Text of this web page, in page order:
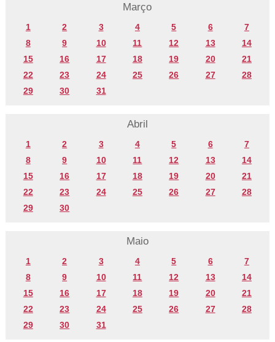
Março
1 2 3 4 5 6
7
8
9 10 11 12 13
14
15
16 17 18 19 20
21
22
23 24 25 26 27
28
29
30 31
Abril
1 2 3 4 5 6
7
8
9 10 11 12 13
14
15
16 17 18 19 20
21
22
23 24 25 26 27
28
29
30
Maio
1 2 3 4 5 6
7
8
9 10 11 12 13
14
15
16 17 18 19 20
21
22
23 24 25 26 27
28
29
30 31